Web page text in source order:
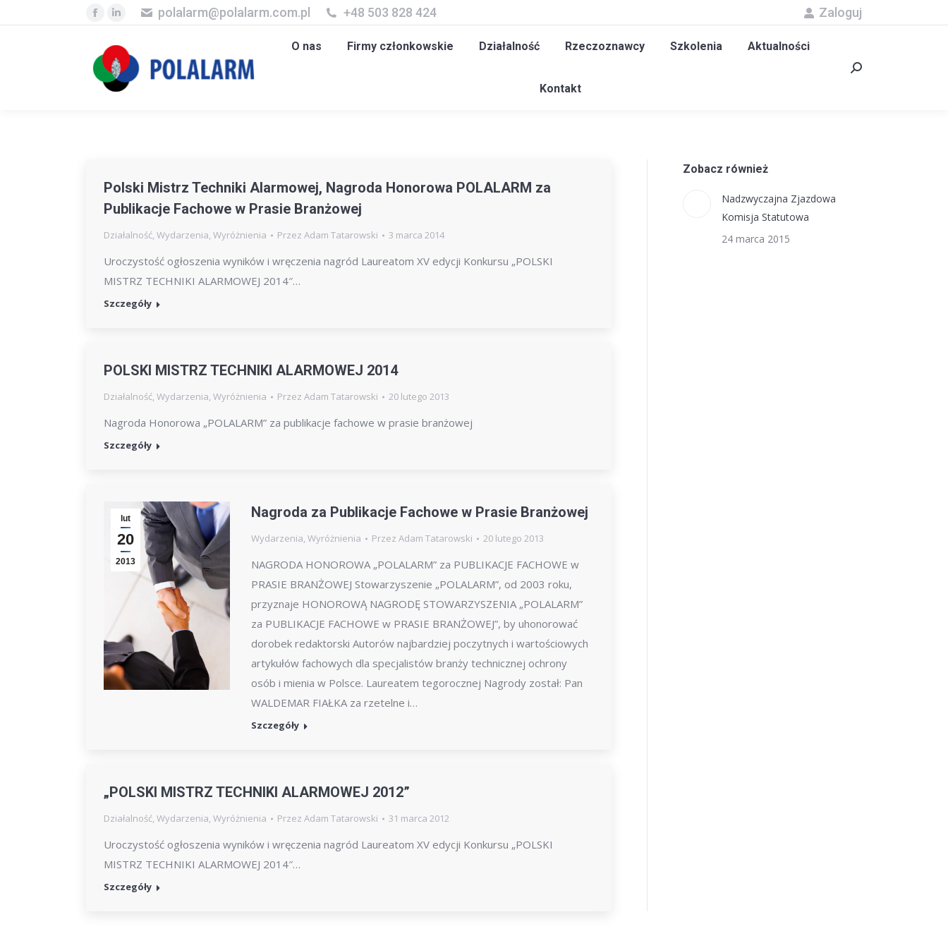
Facebook
opens
in
new
Linkedin
opens
in
new
polalarm@polalarm.com.pl +48 503 828 424 Zaloguj
O nas Firmy członkowskie Działalność Rzeczoznawcy Szkolenia Aktualności
Kontakt
Szukaj:
Polski Mistrz Techniki Alarmowej, Nagroda Honorowa POLALARM za
Publikacje Fachowe w Prasie Branżowej
Działalność, Wydarzenia, Wyróżnienia Przez Adam Tatarowski 3 marca 2014
Uroczystość ogłoszenia wyników i wręczenia nagród Laureatom XV edycji Konkursu „POLSKI
MISTRZ TECHNIKI ALARMOWEJ 2014″…
Szczegóły
POLSKI MISTRZ TECHNIKI ALARMOWEJ 2014
Działalność, Wydarzenia, Wyróżnienia Przez Adam Tatarowski 20 lutego 2013
Nagroda Honorowa „POLALARM” za publikacje fachowe w prasie branżowej
Szczegóły
lut
20
2013
Nagroda za Publikacje Fachowe w Prasie Branżowej
Wydarzenia, Wyróżnienia Przez Adam Tatarowski 20 lutego 2013
NAGRODA HONOROWA „POLALARM” za PUBLIKACJE FACHOWE w
PRASIE BRANŻOWEJ Stowarzyszenie „POLALARM”, od 2003 roku,
przyznaje HONOROWĄ NAGRODĘ STOWARZYSZENIA „POLALARM”
za PUBLIKACJE FACHOWE w PRASIE BRANŻOWEJ”, by uhonorować
dorobek redaktorski Autorów najbardziej poczytnych i wartościowych
artykułów fachowych dla specjalistów branży technicznej ochrony
osób i mienia w Polsce. Laureatem tegorocznej Nagrody został: Pan
WALDEMAR FIAŁKA za rzetelne i…
Szczegóły
„POLSKI MISTRZ TECHNIKI ALARMOWEJ 2012”
Działalność, Wydarzenia, Wyróżnienia Przez Adam Tatarowski 31 marca 2012
Uroczystość ogłoszenia wyników i wręczenia nagród Laureatom XV edycji Konkursu „POLSKI
MISTRZ TECHNIKI ALARMOWEJ 2014″…
Szczegóły
Zobacz również
Nadzwyczajna Zjazdowa
Komisja Statutowa
24 marca 2015
O nas Firmy członkowskie Działalność Kontakt Szukaj: